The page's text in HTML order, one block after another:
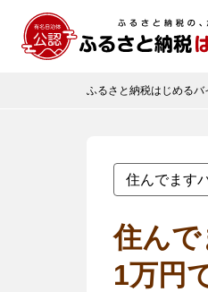
ふるさと納税はじめるバ
住んでます
住んで
1万円